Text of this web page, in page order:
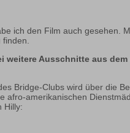
ich den Film auch gesehen.
finden.
weitere Ausschnitte aus
Bridge-Clubs wird über die
afro-amerikanischen
Hilly: